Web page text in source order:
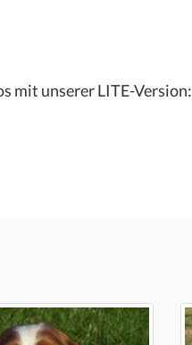
mit unserer LITE-Version: